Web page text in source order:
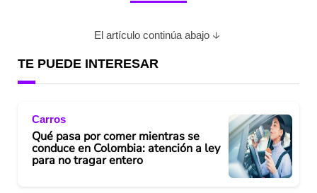
El artículo continúa abajo
TE PUEDE INTERESAR
Carros
Qué pasa por comer mientras se
conduce en Colombia: atención a ley
para no tragar entero